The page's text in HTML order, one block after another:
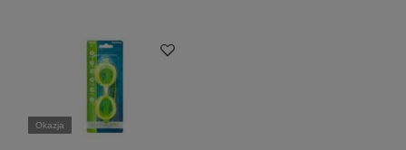
Okazja